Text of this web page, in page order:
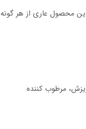
عاری از هر گونه
مرطوب کننده